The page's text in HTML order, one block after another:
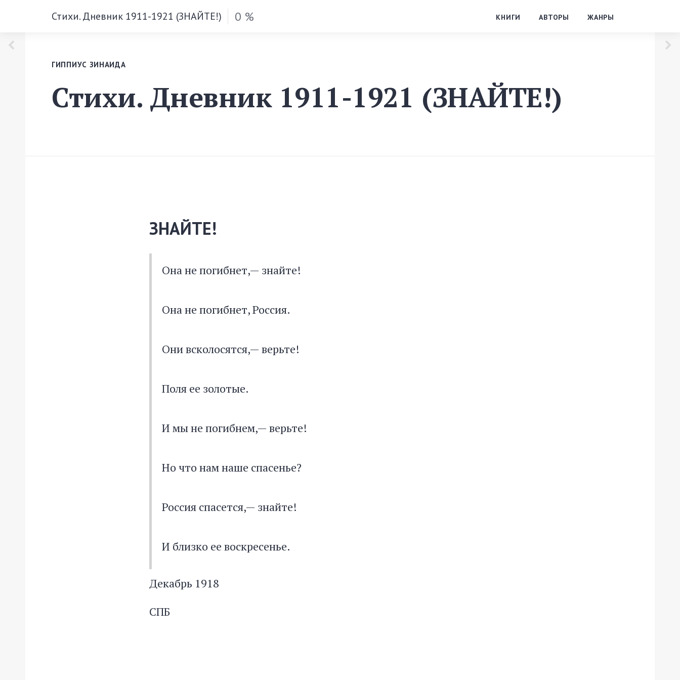
Стихи. Дневник 1911-1921 (ЗНАЙТЕ!) 0 % КНИГИ АВТОРЫ ЖАНРЫ
ГИППИУС ЗИНАИДА
Стихи. Дневник 1911-1921 (ЗНАЙТЕ!)
ЗНАЙТЕ!
Она не погибнет,— знайте!
Она не погибнет, Россия.
Они всколосятся,— верьте!
Поля ее золотые.
И мы не погибнем,— верьте!
Но что нам наше спасенье?
Россия спасется,— знайте!
И близко ее воскресенье.
Декабрь 1918
СПБ